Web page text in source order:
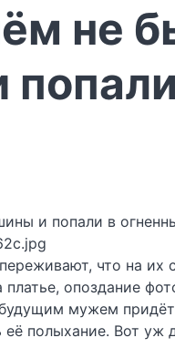
не
что на
опоздание
мужем
полыхание. Вот